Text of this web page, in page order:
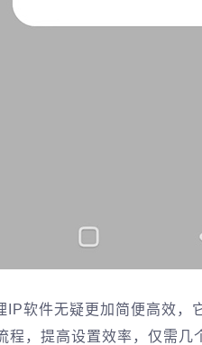
IP软件无疑更加简便高效，
程，提高设置效率‌，仅需几